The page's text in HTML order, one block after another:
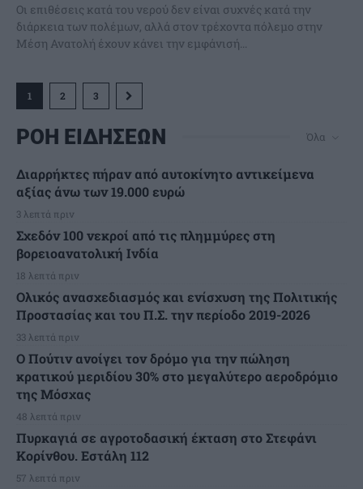
Οι επιθέσεις κατά του νερού δεν είναι συχνές κατά την
διάρκεια των πολέμων, αλλά στον τρέχοντα πόλεμο στην
Μέση Ανατολή έχουν κάνει την εμφάνισή...
1 2 3
ΡΟΗ ΕΙΔΗΣΕΩΝ Όλα
Διαρρήκτες πήραν από αυτοκίνητο αντικείμενα
αξίας άνω των 19.000 ευρώ
3 λεπτά πριν
Σχεδόν 100 νεκροί από τις πλημμύρες στη
βορειοανατολική Ινδία
18 λεπτά πριν
Ολικός ανασχεδιασμός και ενίσχυση της Πολιτικής
Προστασίας και του Π.Σ. την περίοδο 2019-2026
33 λεπτά πριν
Ο Πούτιν ανοίγει τον δρόμο για την πώληση
κρατικού μεριδίου 30% στο μεγαλύτερο αεροδρόμιο
της Μόσχας
48 λεπτά πριν
Πυρκαγιά σε αγροτοδασική έκταση στο Στεφάνι
Κορίνθου. Εστάλη 112
57 λεπτά πριν